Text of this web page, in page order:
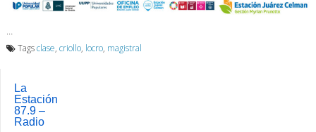
…
Tagsclase, criollo, locro, magistral
La
Estación
87.9 –
Radio